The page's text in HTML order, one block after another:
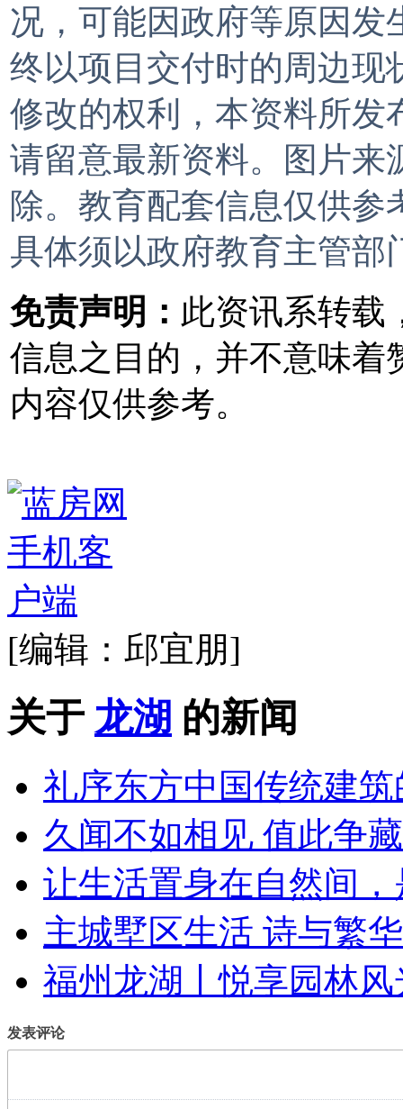
况，可能因政府等原因发
终以项目交付时的周边现
修改的权利，本资料所发
请留意最新资料。图片来
除。教育配套信息仅供
具体须以政府教育主管部
免责声明： 此资讯系转载
信息之目的，并不意味着
内容仅供参考。
[编辑：邱宜朋]
关于 龙湖 的新闻
礼序东方中国传统建
久闻不如相见 值此争
让生活置身在自然间
主城墅区生活 诗与繁
福州龙湖丨悦享园林
发表评论